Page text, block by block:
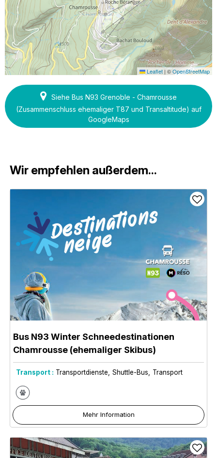
Leaflet | ©OpenStreetMap
Siehe Bus N93 Grenoble - Chamrousse
(Zusammenschluss ehemaliger T87 und Transaltitude) auf
GoogleMaps
Wir empfehlen außerdem...
Bus N93 Winter Schneedestinationen
Chamrousse (ehemaliger Skibus)
Transport : Transportdienste Shuttle-Bus Transport
Mehr Information